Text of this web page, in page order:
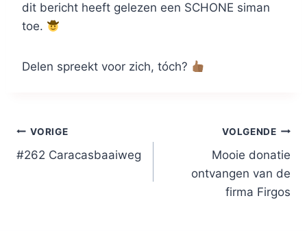
dit bericht heeft gelezen een SCHONE siman
toe.
Delen spreekt voor zich, tóch?
Bericht
navigatie
VORIGE
#262 Caracasbaaiweg
VOLGENDE
Mooie donatie
ontvangen van de
firma Firgos